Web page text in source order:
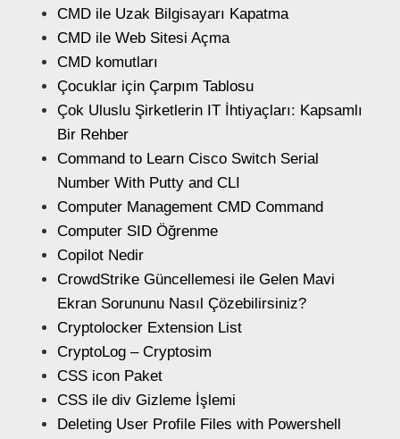
CMD ile Uzak Bilgisayarı Kapatma
CMD ile Web Sitesi Açma
CMD komutları
Çocuklar için Çarpım Tablosu
Çok Uluslu Şirketlerin IT İhtiyaçları: Kapsamlı
Bir Rehber
Command to Learn Cisco Switch Serial
Number With Putty and CLI
Computer Management CMD Command
Computer SID Öğrenme
Copilot Nedir
CrowdStrike Güncellemesi ile Gelen Mavi
Ekran Sorununu Nasıl Çözebilirsiniz?
Cryptolocker Extension List
CryptoLog – Cryptosim
CSS icon Paket
CSS ile div Gizleme İşlemi
Deleting User Profile Files with Powershell